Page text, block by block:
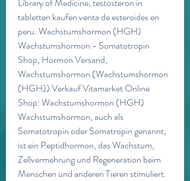
tabletten kaufen venta de esteroides en
peru. Wachstumshormon (HGH)
Wachstumshormon - Somatotropin
Shop, Hormon Versand,
Wachstumshormon (Wachstumshormon
(HGH)) Verkauf Vitamarket Online
Shop: Wachstumshormon (HGH)
Wachstumshormon, auch als
Somatotropin oder Somatropin genannt,
ist ein Peptidhormon, das Wachstum,
Zellvermehrung und Regeneration beim
Menschen und anderen Tieren stimuliert.